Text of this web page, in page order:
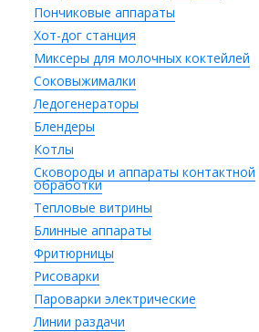
Пончиковые аппараты
Хот-дог станция
Миксеры для молочных коктейлей
Соковыжималки
Ледогенераторы
Блендеры
Котлы
Сковороды и аппараты контактной
обработки
Тепловые витрины
Блинные аппараты
Фритюрницы
Рисоварки
Пароварки электрические
Линии раздачи